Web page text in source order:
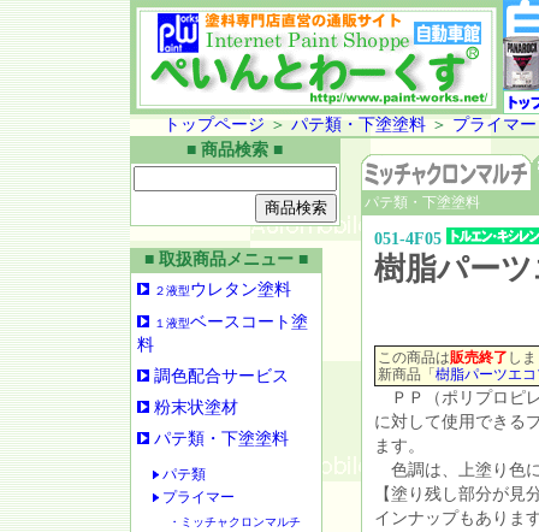
トップページ ＞ パテ類・下塗塗料＞ プライマー
■ 商品検索 ■
■ 取扱商品メニュー ■
２液型ウレタン塗料
１液型ベースコート塗
料
調色配合サービス
粉末状塗材
パテ類・下塗塗料
パテ類
プライマー
・ミッチャクロンマルチ
パテ類・下塗塗料
051-4F05
樹脂パー
この商品は販売終了 し
新商品「 樹脂パーツエ
ＰＰ（ポリプロピ
に対して使用できる
ます。
色調は、上塗り色
【塗り残し部分が見
インナップもありま